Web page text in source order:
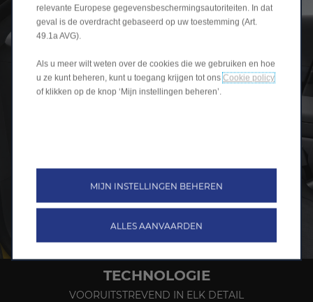
TECHNOLOGIE
VOORUITSTREVEND IN ELK DETAIL
relevante Europese gegevensbeschermingsautoriteiten. In dat
geval is de overdracht gebaseerd op uw toestemming (Art.
49.1a AVG).
Als u meer wilt weten over de cookies die we gebruiken en hoe
u ze kunt beheren, kunt u toegang krijgen tot ons Cookie policy
of klikken op de knop ‘Mijn instellingen beheren’.
MIJN INSTELLINGEN BEHEREN
ALLES AANVAARDEN